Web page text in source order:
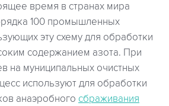
время в странах мира
100 промышленных
эту схему для обработки
содержанием азота. При
на муниципальных очистных
используют для обработки
анаэробного сбраживания